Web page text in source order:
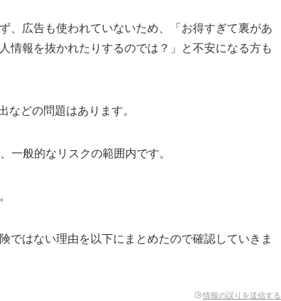
、広告も使われていないため、「お得すぎて裏があ
情報を抜かれたりするのでは？」と不安になる方も
どの問題はあります。
一般的なリスクの範囲内です。
ではない理由を以下にまとめたので確認していきま
情報の誤りを送信する